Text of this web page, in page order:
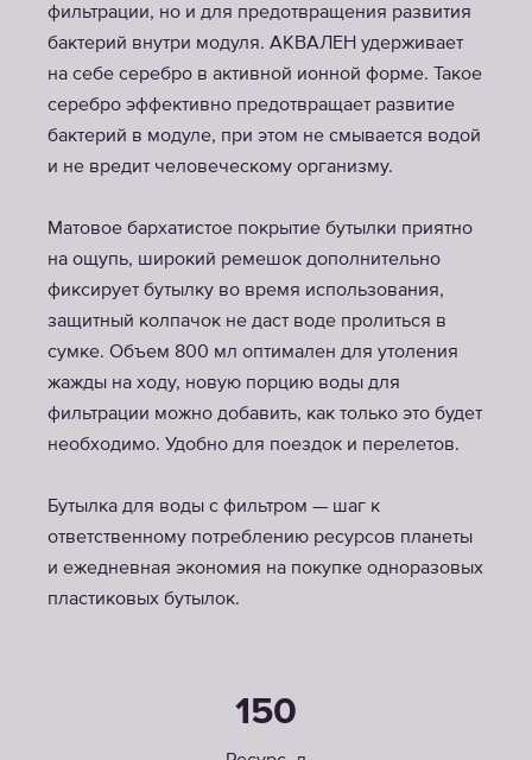
фильтрации, но и для предотвращения развития
бактерий внутри модуля. АКВАЛЕН удерживает
на себе серебро в активной ионной форме. Такое
серебро эффективно предотвращает развитие
бактерий в модуле, при этом не смывается водой
и не вредит человеческому организму.
Матовое бархатистое покрытие бутылки приятно
на ощупь, широкий ремешок дополнительно
фиксирует бутылку во время использования,
защитный колпачок не даст воде пролиться в
сумке. Объем 800 мл оптимален для утоления
жажды на ходу, новую порцию воды для
фильтрации можно добавить, как только это будет
необходимо. Удобно для поездок и перелетов.
Бутылка для воды с фильтром — шаг к
ответственному потреблению ресурсов планеты
и ежедневная экономия на покупке одноразовых
пластиковых бутылок.
150